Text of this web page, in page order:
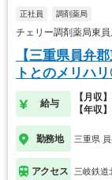
正社員 調剤薬局
チェリー調剤薬局東
【三重県員弁
トとのメリハ
給与
【月収
【年収
勤務地 三重県
アクセス 三岐鉄道